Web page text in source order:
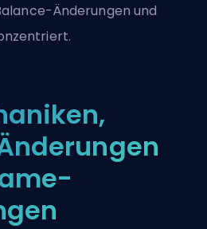
Änderungen und